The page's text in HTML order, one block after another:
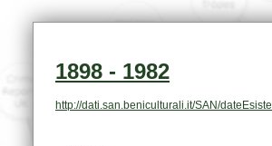
1898 - 1982
http://dati.san.beniculturali.it/SAN/